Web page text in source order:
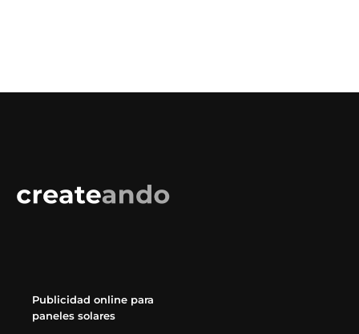
Publicidad online para
paneles solares